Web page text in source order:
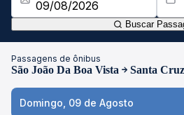
Buscar
Passagens de ônibus
São João Da Boa Vista Santa
Domingo, 09 de Agosto